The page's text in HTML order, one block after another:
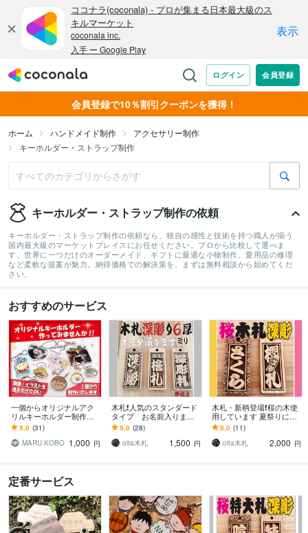
会員登録で10％割引クーポンを獲得！
ホーム ハンドメイド制作
アクセサリー制作
キーホルダー・ストラップ制作
キーホルダー・ストラップ制作の依頼
キーホルダー・ストラップ制作の依頼なら、独自の感性と技術を持つ職人が揃う
国内最大級のマーケットプレイスにお任せください。プロから比較して選べま
す。世界に一つだけのオーダーメイド、ギフトに最適な小物制作、愛用品の修理
など柔軟な提案が魅力。納得価格での解決策を、まずは無料相談から始めてくだ
さい。
おすすめのサービス
一個からオリジナルアク
リルキーホルダー制作し
ます 画像・イラストを送
るだけでOK！【プレゼン
トや自分用に】
5.0 (31)
MARU KOBO 1,000 円
木札❗️人気のスタンダード
タイプ お名前入ります
お祭りシーズン近いで
す！今年は新しい札で参
加してみませんか
5.0 (28)
oita木札
1,500 円
木札・新柄登場❗️桜の木使
用しています 夏祭りにお
すすめです 当店従来品
より固い材質使用です
5.0 (11)
oita木札
2,000 円
定番サービス